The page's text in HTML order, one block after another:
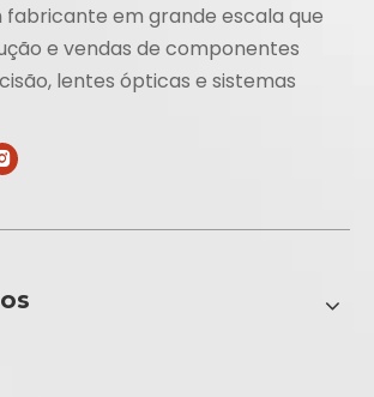
fabricante em grande escala que
e vendas de componentes
lentes ópticas e sistemas